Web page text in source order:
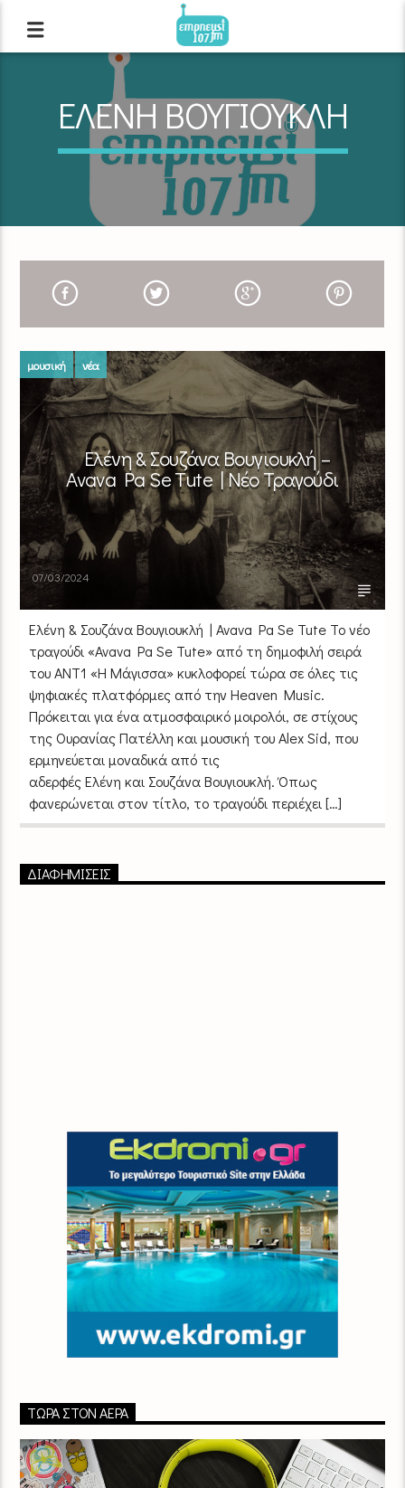
ΕΛΕΝΗ ΒΟΥΓΙΟΥΚΛΗ
μουσική νέα
Ελένη & Σουζάνα Βουγιουκλή –
Avava Pa Se Tute | Νέο Τραγούδι
07/03/2024
Ελένη & Σουζάνα Βουγιουκλή | Avava Pa Se Tute Το νέο
τραγούδι «Avava Pa Se Tute» από τη δημοφιλή σειρά
του ΑΝΤ1 «Η Μάγισσα» κυκλοφορεί τώρα σε όλες τις
ψηφιακές πλατφόρμες από την Heaven Music.
Πρόκειται για ένα ατμοσφαιρικό μοιρολόι, σε στίχους
της Ουρανίας Πατέλλη και μουσική του Alex Sid, που
ερμηνεύεται μοναδικά από τις
αδερφές Ελένη και Σουζάνα Βουγιουκλή. Όπως
φανερώνεται στον τίτλο, το τραγούδι περιέχει […]
ΔΙΑΦΗΜΙΣΕΙΣ
ΤΏΡΑ ΣΤΟΝ ΑΈΡΑ